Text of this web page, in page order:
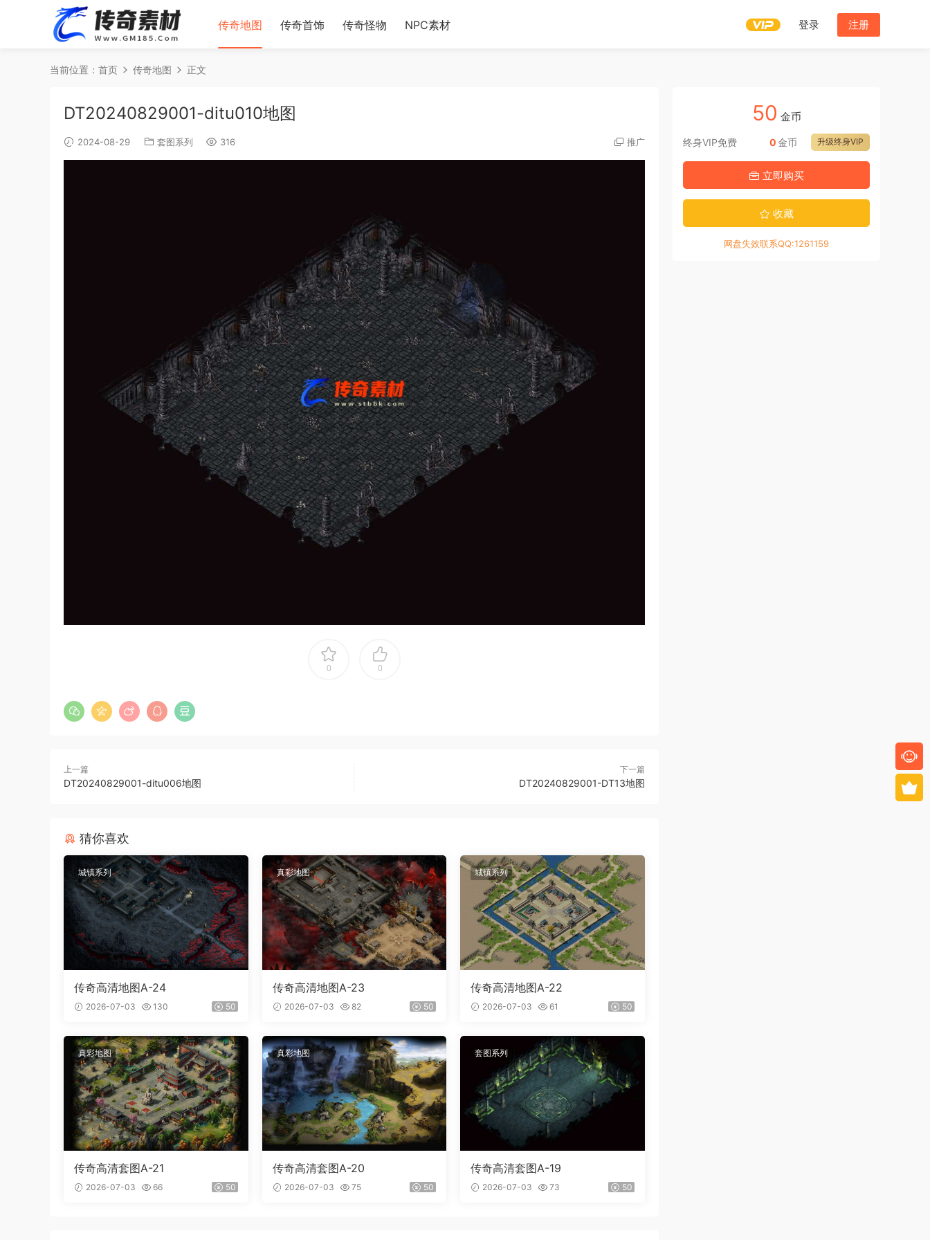
传奇地图 传奇首饰 传奇怪物 NPC素材 登录 注册
当前位置： 首页 传奇地图 正文
DT20240829001-ditu010地图
2024-08-29 套图系列 316 推广
0 0
上一篇
DT20240829001-ditu006地图
下一篇
DT20240829001-DT13地图
猜你喜欢
城镇系列
传奇高清地图A-24
2026-07-03 130 50
真彩地图
传奇高清地图A-23
2026-07-03 82 50
城镇系列
传奇高清地图A-22
2026-07-03 61 50
真彩地图
传奇高清套图A-21
2026-07-03 66 50
真彩地图
传奇高清套图A-20
2026-07-03 75 50
套图系列
传奇高清套图A-19
2026-07-03 73 50
50 金币
终身VIP免费 升级终身VIP
0金币
立即购买
收藏
网盘失效联系QQ:1261159